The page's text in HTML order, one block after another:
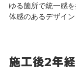
ゆる箇所で統一感
体感のあるデザイン
施工後2年